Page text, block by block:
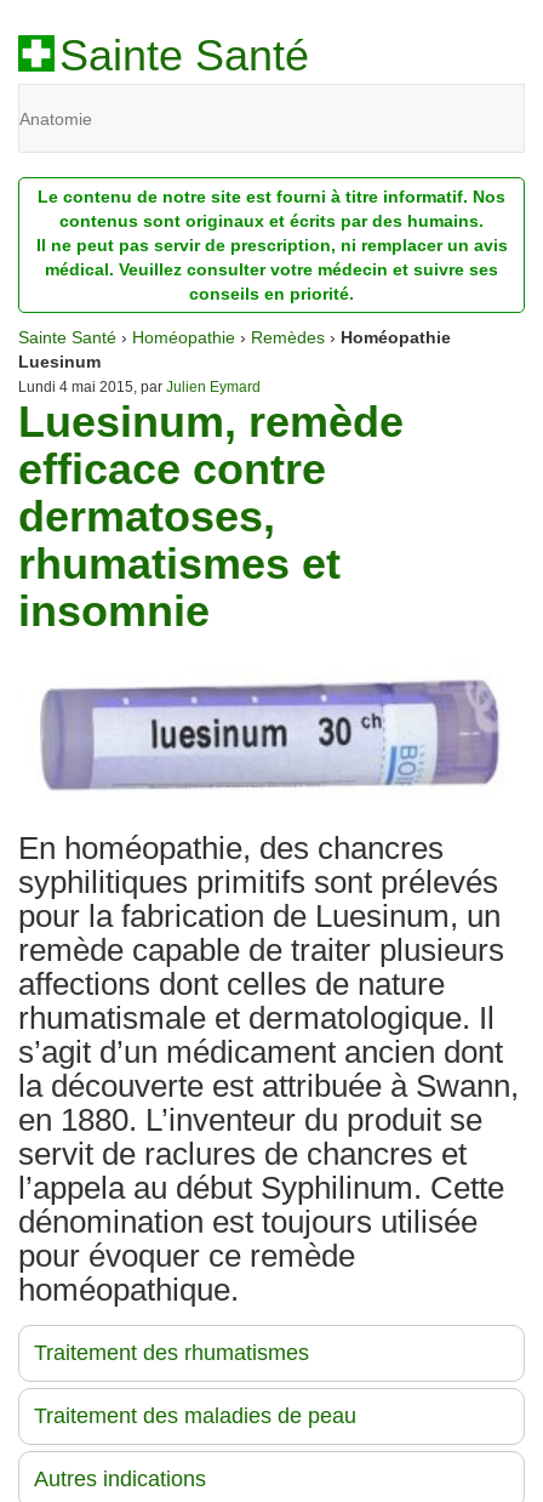
Sainte Santé
Anatomie
Diagnostic
Dossiers
Homéopathie
Nutrition
Pathologie
Psychologie
Recherches
Traitements
Le contenu de notre site est fourni à titre informatif. Nos
contenus sont originaux et écrits par des humains.
Il ne peut pas servir de prescription, ni remplacer un avis
médical. Veuillez consulter votre médecin et suivre ses
conseils en priorité.
Sainte Santé › Homéopathie › Remèdes › Homéopathie
Luesinum
Lundi 4 mai 2015, par Julien Eymard
Luesinum, remède
efficace contre
dermatoses,
rhumatismes et
insomnie
En homéopathie, des chancres
syphilitiques primitifs sont prélevés
pour la fabrication de Luesinum, un
remède capable de traiter plusieurs
affections dont celles de nature
rhumatismale et dermatologique. Il
s’agit d’un médicament ancien dont
la découverte est attribuée à Swann,
en 1880. L’inventeur du produit se
servit de raclures de chancres et
l’appela au début Syphilinum. Cette
dénomination est toujours utilisée
pour évoquer ce remède
homéopathique.
Traitement des rhumatismes
Traitement des maladies de peau
Autres indications